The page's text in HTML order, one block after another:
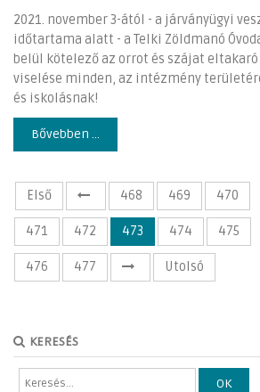
2021. november 3-ától - a járványügyi
időtartama alatt - a Telki Zöldmanó
belül kötelező az orrot és szájat
viselése minden, az intézmény
és iskolásnak!
Bővebben ...
Első
468 469 470
471 472 473 474 475
476 477 Utolsó
KERESÉS
OK